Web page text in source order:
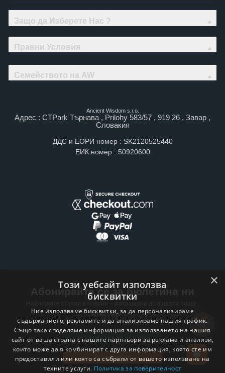
Защо да Изберете Нас ?
Правни Условия
Семейството на AW
Ancient Wisdom s.r.o.
Адрес : CTPark Търнава , Prilohy 583/57 , 919 26 , Завар ,
Словакия
ДДС и ЕОРИ номер : SK2120525440
ЕИК номер : 50920600
Абонирайте се за бюлетина ни
всяка седмица .
Email address
Абонирай се
×
Този уебсайт използва
бисквитки
Ние използваме бисквитки, за да персонализираме
съдържанието, рекламите и да анализираме нашия трафик.
Също така споделяме информация за използването на нашия
сайт от ваша страна с нашите партньори за реклама и анализи,
които може да я комбинират с друга информация, която сте им
предоставили или която са събрали от вашето използване на
техните услуги. Политика за поверителност